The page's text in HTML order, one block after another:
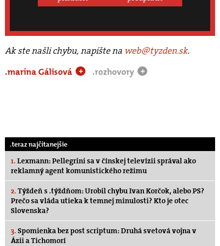
Ak ste našli chybu, napíšte na web@tyzden.sk.
.marína Gálisová
+ .rozhovory +
.teraz najčítanejšie
1. Lexmann: Pellegrini sa v čínskej televízii správal ako
reklamný agent komunistického režimu
2. Týždeň s .týždňom: Urobil chybu Ivan Korčok, alebo PS?
Prečo sa vláda utieka k temnej minulosti? Kto je otec
Slovenska?
3. Spomienka bez post scriptum: Druhá svetová vojna v
Ázii a Tichomorí